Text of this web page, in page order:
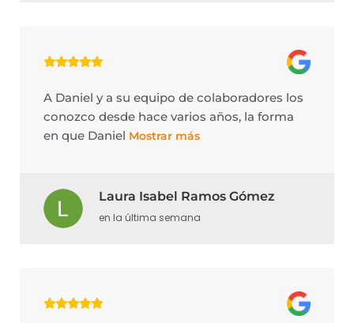
A Daniel y a su equipo de colaboradores los
conozco desde hace varios años, la forma
en que Daniel Mostrar más
Laura Isabel Ramos Gómez
en la última semana